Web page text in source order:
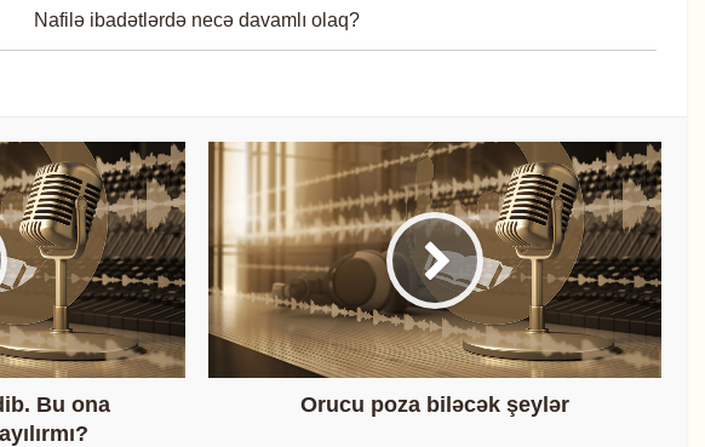
Nafilə ibadətlərdə necə davamlı olaq?
Bu ona
Orucu poza biləcək şeylər